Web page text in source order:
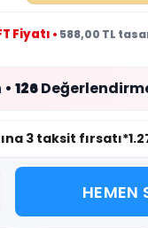
Fiyatı • 588,00 TL
126
3 taksit fırsatı
HEMEN